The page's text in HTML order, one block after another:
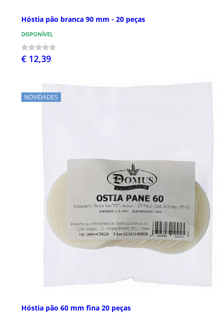
Hóstia pão branca 90 mm - 20 peças
DISPONÍVEL
€ 12,39
NOVIDADES
Hóstia pão 60 mm fina 20 peças